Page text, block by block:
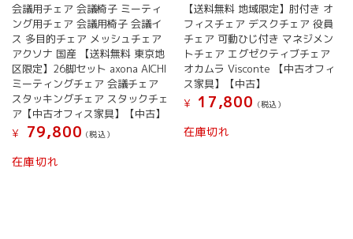
会議用チェア 会議椅子 ミーティ
ング用チェア 会議用椅子 会議イ
ス 多目的チェア メッシュチェア
アクソナ 国産 【送料無料 東京地
区限定】26脚セット axona AICHI
ミーティングチェア 会議チェア
スタッキングチェア スタックチェ
ア【中古オフィス家具】【中古】
¥
79,800 (税込）
在庫切れ
【送料無料 地域限定】肘付き オ
フィスチェア デスクチェア 役員
チェア 可動ひじ付き マネジメン
トチェア エグゼクティブチェア
オカムラ Visconte 【中古オフィ
ス家具】【中古】
¥
17,800 (税込）
在庫切れ